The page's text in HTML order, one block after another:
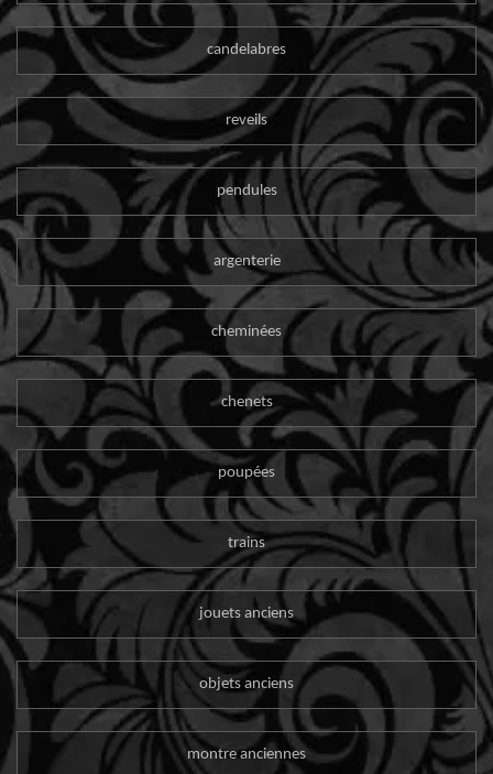
candelabres
reveils
pendules
argenterie
cheminées
chenets
poupées
trains
jouets anciens
objets anciens
montre anciennes